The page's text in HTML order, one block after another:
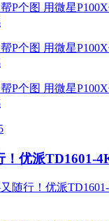
！优派TD1601-